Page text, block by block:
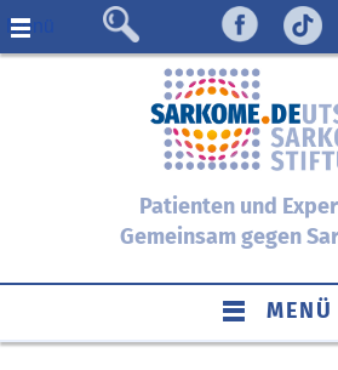
Menü
Patienten und
Gemeinsam gegen
MENÜ